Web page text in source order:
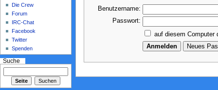
Benutzername:
Passwort:
auf diesem Computer
Die Crew
Forum
IRC-Chat
Facebook
Twitter
Spenden
Suche